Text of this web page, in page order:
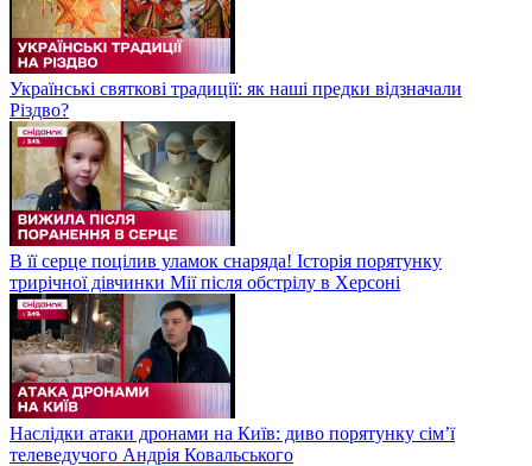
Українські святкові традиції: як наші предки відзначали
Різдво?
В її серце поцілив уламок снаряда! Історія порятунку
трирічної дівчинки Мії після обстрілу в Херсоні
Наслідки атаки дронами на Київ: диво порятунку сім’ї
телеведучого Андрія Ковальського